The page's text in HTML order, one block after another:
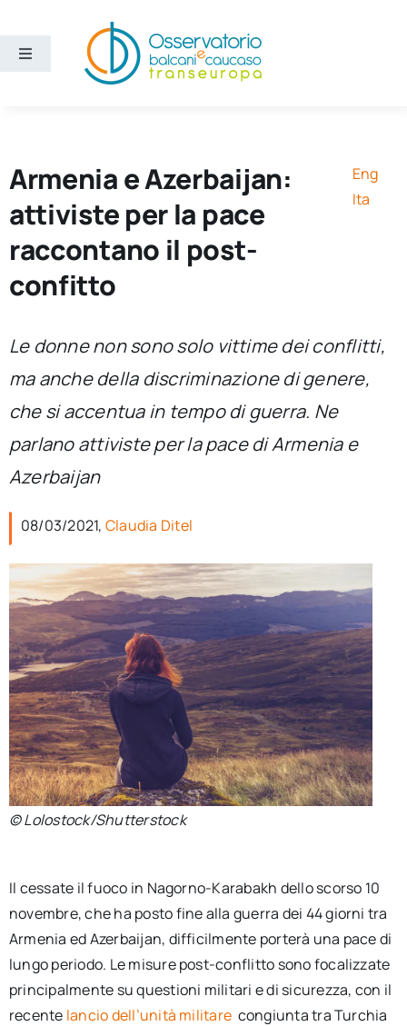
contenuto
Toggle
Ricerca e divulgazione
Sezioni
Chi siamo
per:
Newsletter
Ita
Armenia e Azerbaijan:
attiviste per la pace
raccontano il post-
confitto
Eng
Ita
Le donne non sono solo vittime dei conflitti,
ma anche della discriminazione di genere,
che si accentua in tempo di guerra. Ne
parlano attiviste per la pace di Armenia e
Azerbaijan
08/03/2021, Claudia Ditel
© Lolostock/Shutterstock
Il cessate il fuoco in Nagorno-Karabakh dello scorso 10
novembre, che ha posto fine alla guerra dei 44 giorni tra
Armenia ed Azerbaijan, difficilmente porterà una pace di
lungo periodo. Le misure post-conflitto sono focalizzate
principalmente su questioni militari e di sicurezza, con il
recente lancio dell’unità militare congiunta tra Turchia